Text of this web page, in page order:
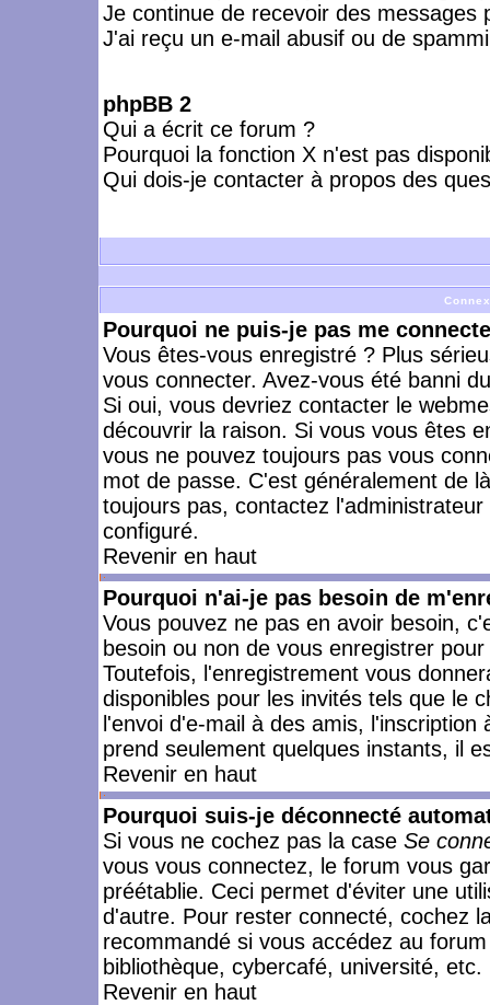
Je continue de recevoir des messages
J'ai reçu un e-mail abusif ou de
phpBB 2
Qui a écrit ce forum ?
Pourquoi la fonction X n'est pas
Qui dois-je contacter à propos des
Pourquoi ne puis-je pas me
Vous êtes-vous enregistré ? Plus
vous connecter. Avez-vous été banni
Si oui, vous devriez contacter le
découvrir la raison. Si vous vous êtes
vous ne pouvez toujours pas vous
mot de passe. C'est généralement de
toujours pas, contactez
configuré.
Revenir en haut
Pourquoi n'ai-je pas besoin de
Vous pouvez ne pas en avoir besoin,
besoin ou non de vous enregistrer
Toutefois, l'enregistrement vous
disponibles pour les invités tels que le
l'envoi d'e-mail à des amis,
prend seulement quelques instants, il
Revenir en haut
Pourquoi suis-je déconnecté
Si vous ne cochez pas la case Se
vous vous connectez, le forum vous
préétablie. Ceci permet d'éviter une
d'autre. Pour rester connecté, cochez
recommandé si vous accédez au
bibliothèque, cybercafé, université, etc.
Revenir en haut